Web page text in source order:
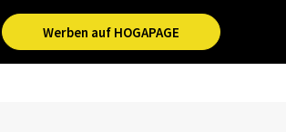
Werben auf HOGAPAGE